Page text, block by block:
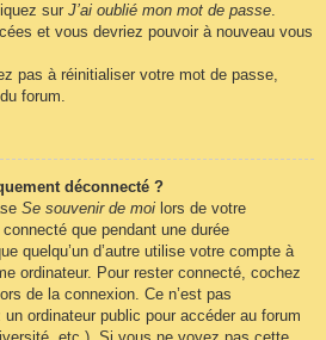
sur J’ai oublié mon mot de passe.
et vous devriez pouvoir à nouveau vous
pas à réinitialiser votre mot de passe,
forum.
déconnecté ?
Se souvenir de moi lors de votre
que pendant une durée
quelqu’un d’autre utilise votre compte à
ordinateur. Pour rester connecté, cochez
lors de la connexion. Ce n’est pas
ordinateur public pour accéder au forum